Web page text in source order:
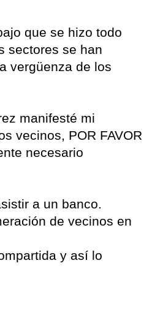
que se hizo todo
sectores se han
vergüenza de los
manifesté mi
vecinos, POR FAVOR
necesario
a un banco.
de vecinos en
y así lo